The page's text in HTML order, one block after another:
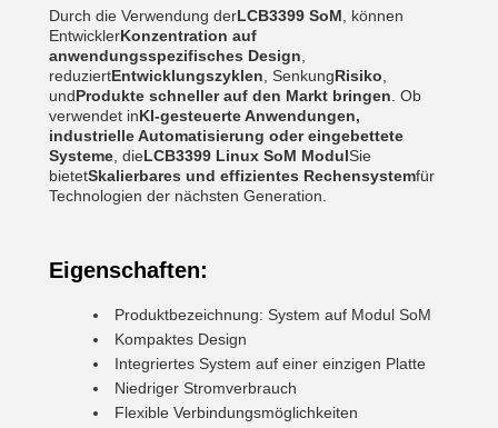
Durch die Verwendung derLCB3399 SoM , können
EntwicklerKonzentration auf
anwendungsspezifisches Design
reduziertEntwicklungszyklen , SenkungRisiko
undProdukte schneller auf den Markt bringen . Ob
verwendet inKI-gesteuerte Anwendungen,
industrielle Automatisierung oder eingebettete
Systeme , dieLCB3399 Linux SoM ModulSie
bietetSkalierbares und effizientes Rechensystemfür
Technologien der nächsten Generation.
Eigenschaften:
Produktbezeichnung: System auf Modul SoM
Kompaktes Design
Integriertes System auf einer einzigen Platte
Niedriger Stromverbrauch
Flexible Verbindungsmöglichkeiten